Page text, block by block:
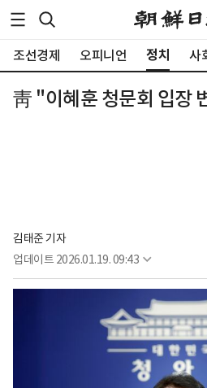
조선경제 오피니언 정치 사
靑 "이혜훈 청문회 입장
김태준 기자
업데이트 2026.01.19. 09:43